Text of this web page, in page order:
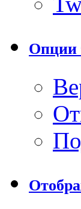
Опции